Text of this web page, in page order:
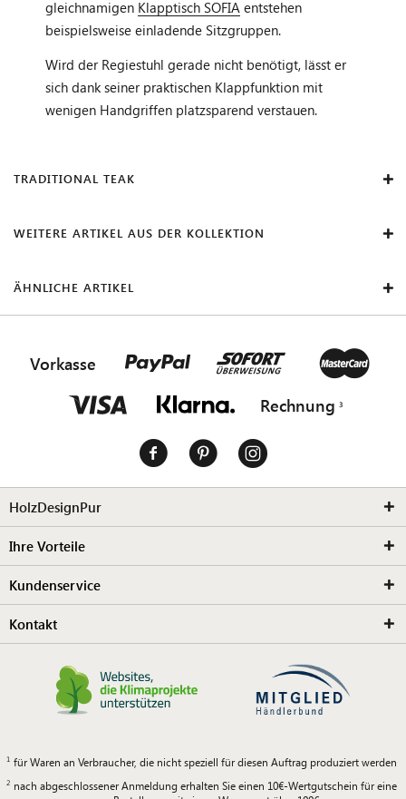
gleichnamigen Klapptisch SOFIA entstehen
beispielsweise einladende Sitzgruppen.
Wird der Regiestuhl gerade nicht benötigt, lässt er
sich dank seiner praktischen Klappfunktion mit
wenigen Handgriffen platzsparend verstauen.
TRADITIONAL TEAK
WEITERE ARTIKEL AUS DER KOLLEKTION
ÄHNLICHE ARTIKEL
Vorkasse
Rechnung
HolzDesignPur
Ihre Vorteile
Kundenservice
Kontakt
für Waren an Verbraucher, die nicht speziell für diesen Auftrag produziert werden
nach abgeschlossener Anmeldung erhalten Sie einen 10€-Wertgutschein für eine